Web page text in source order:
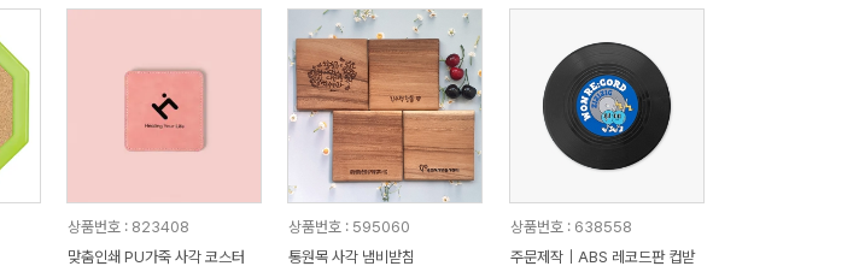
상품번호 : 823408
맞춤인쇄 PU가죽 사각 코스터
상품번호 : 595060
통원목 사각 냄비받침
상품번호 : 638558
주문제작｜ABS 레코드판 컵받